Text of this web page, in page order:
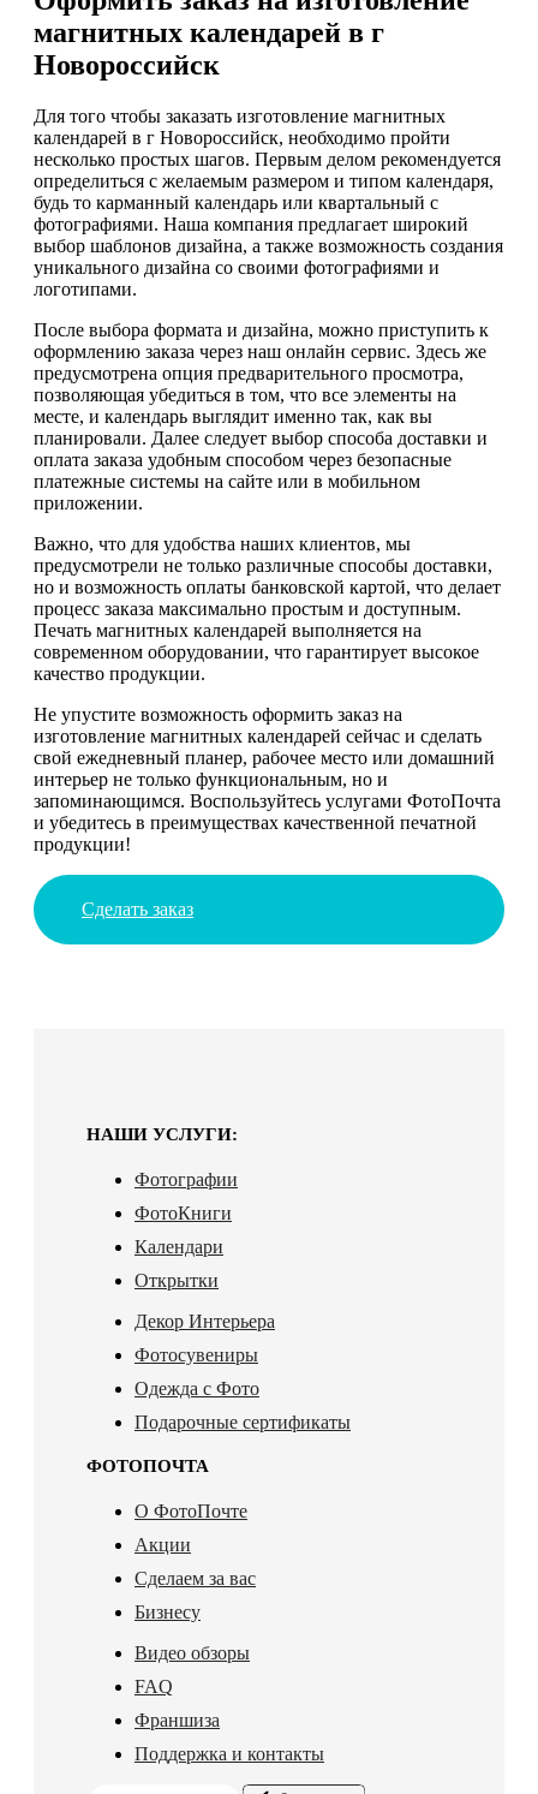
магнитных календарей в г
Новороссийск
Для того чтобы заказать изготовление магнитных
календарей в г Новороссийск, необходимо пройти
несколько простых шагов. Первым делом рекомендуется
определиться с желаемым размером и типом календаря,
будь то карманный календарь или квартальный с
фотографиями. Наша компания предлагает широкий
выбор шаблонов дизайна, а также возможность создания
уникального дизайна со своими фотографиями и
логотипами.
После выбора формата и дизайна, можно приступить к
оформлению заказа через наш онлайн сервис. Здесь же
предусмотрена опция предварительного просмотра,
позволяющая убедиться в том, что все элементы на
месте, и календарь выглядит именно так, как вы
планировали. Далее следует выбор способа доставки и
оплата заказа удобным способом через безопасные
платежные системы на сайте или в мобильном
приложении.
Важно, что для удобства наших клиентов, мы
предусмотрели не только различные способы доставки,
но и возможность оплаты банковской картой, что делает
процесс заказа максимально простым и доступным.
Печать магнитных календарей выполняется на
современном оборудовании, что гарантирует высокое
качество продукции.
Не упустите возможность оформить заказ на
изготовление магнитных календарей сейчас и сделать
свой ежедневный планер, рабочее место или домашний
интерьер не только функциональным, но и
запоминающимся. Воспользуйтесь услугами ФотоПочта
и убедитесь в преимуществах качественной печатной
продукции!
Сделать заказ
НАШИ УСЛУГИ:
Фотографии
ФотоКниги
Календари
Открытки
Декор Интерьера
Фотосувениры
Одежда с Фото
Подарочные сертификаты
ФОТОПОЧТА
О ФотоПочте
Акции
Сделаем за вас
Бизнесу
Видео обзоры
FAQ
Франшиза
Поддержка и контакты